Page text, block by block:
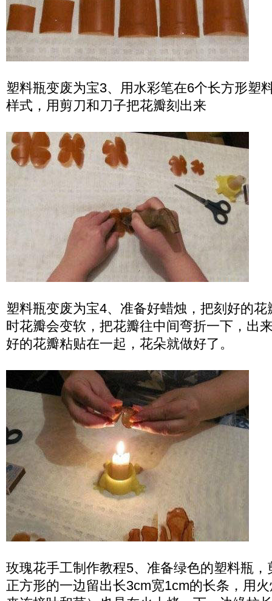
塑料瓶变废为宝3、用水彩笔在6个长方形塑
样式，用剪刀和刀子把花瓣刻出来
塑料瓶变废为宝4、准备好蜡烛，把刻好的
时花瓣会变软，把花瓣往中间弯折一下，出
好的花瓣粘贴在一起，花朵就做好了。
玫瑰花手工制作教程5、准备绿色的塑料瓶
正方形的一边留出长3cm宽1cm的长条，用